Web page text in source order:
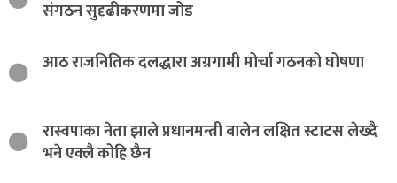
संगठन सुदृढीकरणमा जोड
आठ राजनितिक दलद्धारा अग्रगामी मोर्चा गठनको घोषणा
रास्वपाका नेता झाले प्रधानमन्त्री बालेन लक्षित स्टाटस लेख्दै
भने एक्लै कोहि छैन